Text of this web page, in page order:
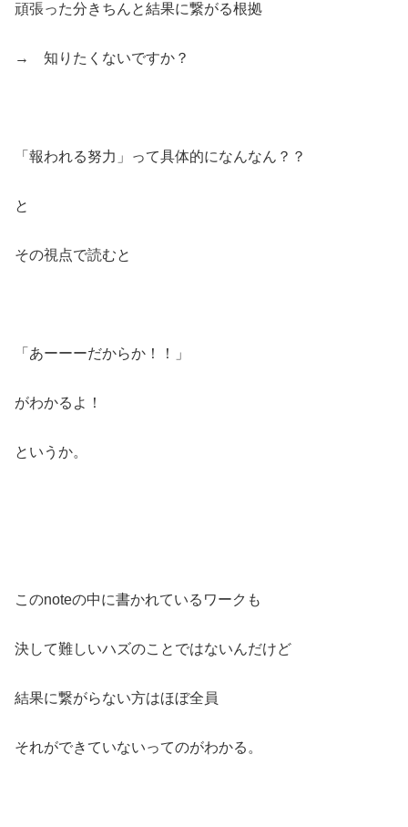
頑張った分きちんと結果に繋がる根拠
→ 知りたくないですか？
「報われる努力」って具体的になんなん？？
と
その視点で読むと
「あーーーだからか！！」
がわかるよ！
というか。
このnoteの中に書かれているワークも
決して難しいハズのことではないんだけど
結果に繋がらない方はほぼ全員
それができていないってのがわかる。